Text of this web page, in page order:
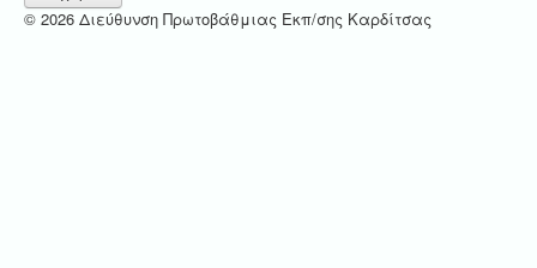
© 2026 Διεύθυνση Πρωτοβάθμιας Εκπ/σης Καρδίτσας